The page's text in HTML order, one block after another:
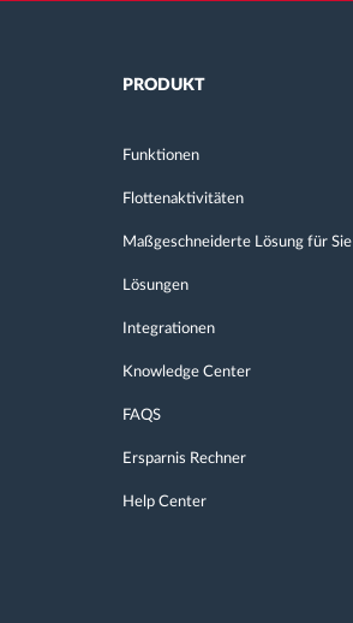
PRODUKT
Funktionen
Flottenaktivitäten
Maßgeschneiderte Lösung für Sie
Lösungen
Integrationen
Knowledge Center
FAQS
Ersparnis Rechner
Help Center